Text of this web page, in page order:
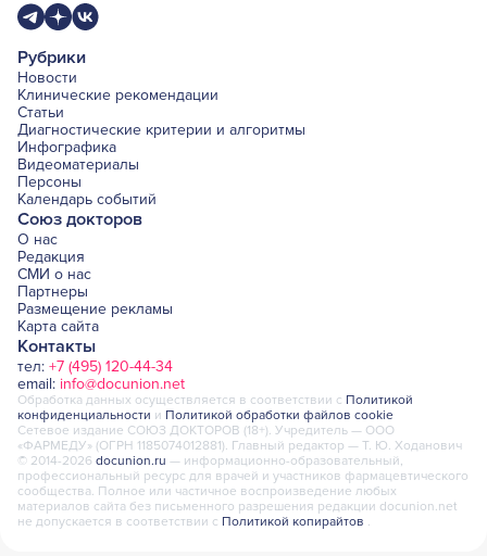
Рубрики
Новости
Клинические рекомендации
Статьи
Диагностические критерии и алгоритмы
Инфографика
Видеоматериалы
Персоны
Календарь событий
Союз докторов
О нас
Редакция
СМИ о нас
Партнеры
Размещение рекламы
Карта сайта
Контакты
тел: +7 (495) 120-44-34
email: info@docunion.net
Обработка данных осуществляется в соответствии с Политикой
конфиденциальности и Политикой обработки файлов cookie
Сетевое издание СОЮЗ ДОКТОРОВ (18+). Учредитель — ООО
«ФАРМЕДУ» (ОГРН 1185074012881). Главный редактор — Т. Ю. Ходанович
© 2014-2026 docunion.ru — информационно-образовательный,
профессиональный ресурс для врачей и участников фармацевтического
сообщества. Полное или частичное воспроизведение любых
материалов сайта без письменного разрешения редакции docunion.net
не допускается в соответствии с Политикой копирайтов .